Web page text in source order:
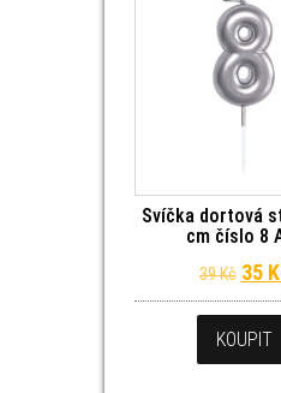
Svíčka dortová
cm číslo 8
39Kč 35
KOUPIT